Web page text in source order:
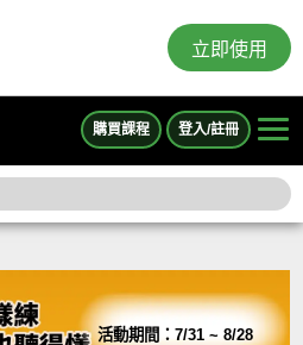
立即使用
購買課程 登入/註冊
活動期間：7/31 ~ 8/28